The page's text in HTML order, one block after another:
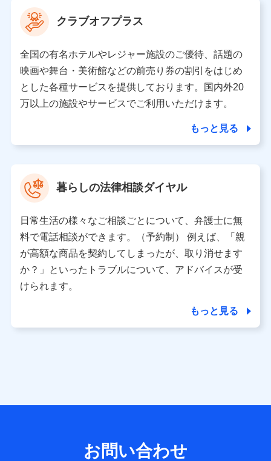
ソナルデータ憲章」に定める行動原則を順守します 。
※ パーソナルデータダッシュボードの「第三者提供の
管理」の設定状態にかかわらず、共同利用する場合があ
ります。
※ dポイントクラブ会員ではないお客さま（2019年12
月11日以降、一度もdポイントクラブ会員であったこと
がないお客さまに限る）に関する、2019年12月10日以
前に取得した個人データは、こちら の利用目的の範囲内
す。
【共同して利用される利用データの項目】
当社または株式会社NTTドコモ・フィナンシャルグルー
プがサービス提供等を通じて取得した、以下の情報など
の個人データ
基本情報
氏名、電話番号、メールアドレス、お客さまの識別子、属
性、連絡先、dポイントサービスのご利用に関する情報。例
所、dポイント残高、dポイント利用履歴などが含まれます。
利用情報
品の名称・購入場所・決済に関する情報、アンケートの回答
当社または株式会社NTTドコモ・フィナンシャルグループが
提供する保険関連サービスに関して取得し、又は保有する情
クラブオフプラス
全国の有名ホテルやレジャー施設のご優待、話題の
映画や舞台・美術館などの前売り券の割引をはじめ
とした各種サービスを提供しております。国内外20
万以上の施設やサービスでご利用いただけます。
もっと見る
暮らしの法律相談ダイヤル
日常生活の様々なご相談ごとについて、弁護士に無
料で電話相談ができます。（予約制） 例えば、「親
が高額な商品を契約してしまったが、取り消せます
か？」といったトラブルについて、アドバイスが受
けられます。
もっと見る
お問い合わせ